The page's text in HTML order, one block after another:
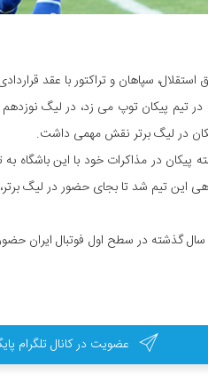
سپاهان و تراکتور با عقد
در لیگ برتر نقش مهمی داشت.
در مذاکرات خود با این باشگاه
این تیم شد تا بجای حضور در لیگ
حمودی 34 ساله طی 11 سال گذشته در سطح اول
عضویت در کانال تلگرام